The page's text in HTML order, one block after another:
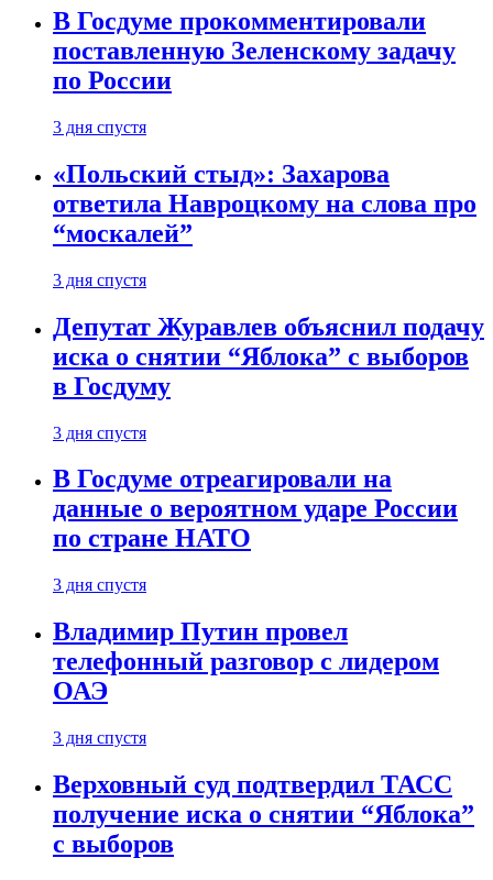
В Госдуме прокомментировали
поставленную Зеленскому задачу
по России
3 дня спустя
«Польский стыд»: Захарова
ответила Навроцкому на слова про
“москалей”
3 дня спустя
Депутат Журавлев объяснил подачу
иска о снятии “Яблока” с выборов
в Госдуму
3 дня спустя
В Госдуме отреагировали на
данные о вероятном ударе России
по стране НАТО
3 дня спустя
Владимир Путин провел
телефонный разговор с лидером
ОАЭ
3 дня спустя
Верховный суд подтвердил ТАСС
получение иска о снятии “Яблока”
с выборов